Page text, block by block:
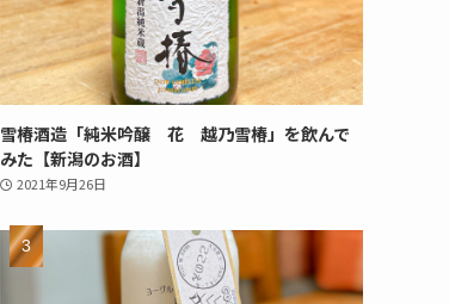
雪椿酒造「純米吟醸 花 越乃雪椿」を飲んで
みた【新潟のお酒】
2021年9月26日